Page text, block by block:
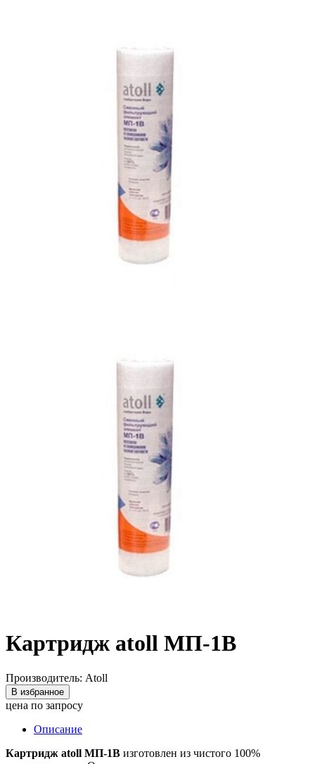
Картридж atoll МП-1В
Производитель: Atoll
В избранное
цена по запросу
Описание
Картридж atoll МП-1В изготовлен из чистого 100%